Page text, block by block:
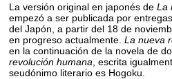
La versión original en japonés deLa
empezó a ser publicada por
del Japón, a partir del 18 de
en progreso actualmente.La nueva
en la continuación de la novela de
revolución humana , escrita
seudónimo literario es Hogoku.